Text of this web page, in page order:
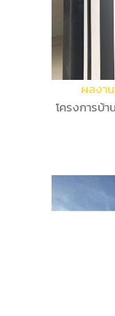
ผลงา
โครงการบ้